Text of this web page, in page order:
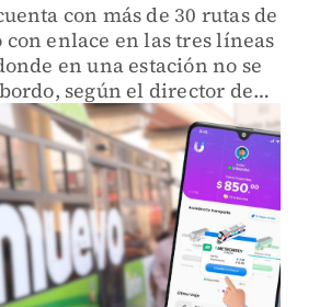
con más de 30 rutas de
enlace en las tres líneas
en una estación no se
según el director de